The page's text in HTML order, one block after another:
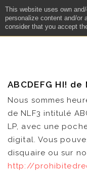
This website uses own
personalize content and/or
consider that you accept
ABCDEFG HI!
Nous sommes
de NLF3 intitulé
LP, avec une
digital. Vous
disquaire ou sur
http://